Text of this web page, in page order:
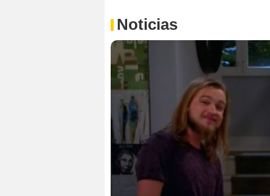
Noticias